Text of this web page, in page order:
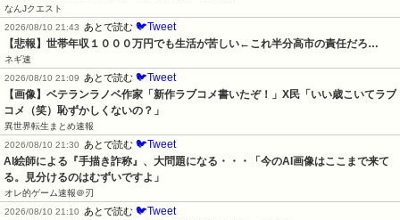
なんJクエスト
2026/08/10 21:43
あとで読む 🐦Tweet
【悲報】世帯年収１０００万円でも生活が苦しい←これ半分高市の責任だろ…
ネギ速
2026/08/10 21:09
あとで読む 🐦Tweet
【画像】ベテランラノベ作家「新作ラブコメ書いたぞ！」X民「いい歳こいてラブ
コメ（笑）恥ずかしくないの？」
異世界転生まとめ速報
2026/08/10 21:30
あとで読む 🐦Tweet
AI絵師による『手描き詐称』、大問題になる・・・「今のAI画像はここまで来て
る。見分けるのはむずいですよ」
オレ的ゲーム速報＠刃
2026/08/10 21:10
あとで読む 🐦Tweet